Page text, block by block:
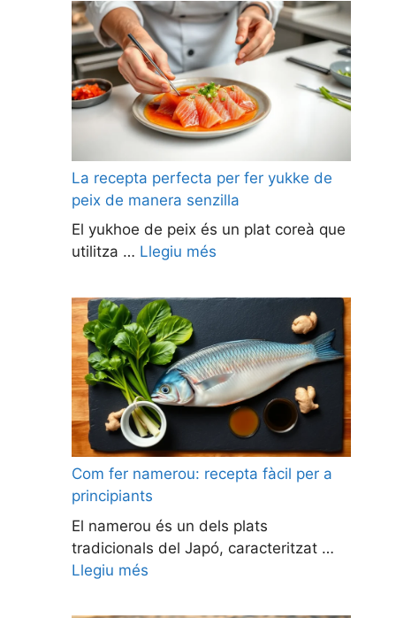
La recepta perfecta per fer yukke de
peix de manera senzilla
El yukhoe de peix és un plat coreà que
utilitza … Llegiu més
Com fer namerou: recepta fàcil per a
principiants
El namerou és un dels plats
tradicionals del Japó, caracteritzat …
Llegiu més